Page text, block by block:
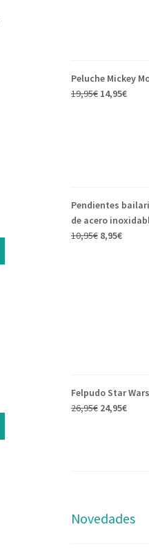
Peluche Mickey
19,95€ 14,95€
Pendientes
de acero
10,95€ 8,95€
Felpudo Star
26,95€ 24,95€
Novedades